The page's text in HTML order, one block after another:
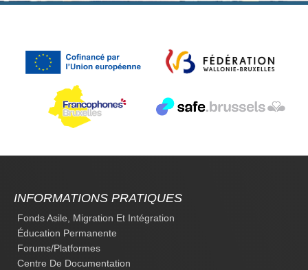
INFORMATIONS PRATIQUES
Fonds Asile, Migration Et Intégration
Éducation Permanente
Forums/platformes
Centre De Documentation